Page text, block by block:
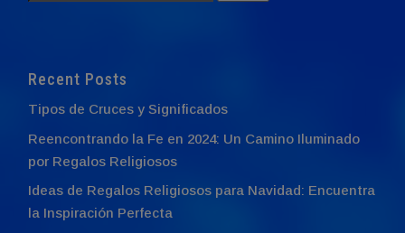
Recent Posts
Tipos de Cruces y Significados
Reencontrando la Fe en 2024: Un Camino Iluminado
por Regalos Religiosos
Ideas de Regalos Religiosos para Navidad: Encuentra
la Inspiración Perfecta